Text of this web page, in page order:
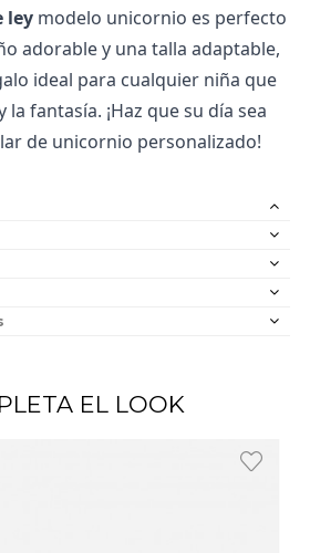
ley modelo unicornio es perfecto
adorable y una talla adaptable,
ideal para cualquier niña que
fantasía. ¡Haz que su día sea
de unicornio personalizado!
EL LOOK